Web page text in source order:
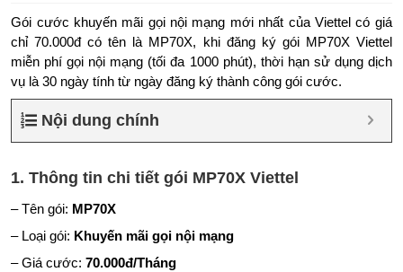
Gói cước khuyến mãi gọi nội mạng mới nhất của Viettel có giá
chỉ 70.000đ có tên là MP70X, khi đăng ký gói MP70X Viettel
miễn phí gọi nội mạng (tối đa 1000 phút), thời hạn sử dụng dịch
vụ là 30 ngày tính từ ngày đăng ký thành công gói cước.
Nội dung chính
1. Thông tin chi tiết gói MP70X Viettel
– Tên gói: MP70X
– Loại gói: Khuyến mãi gọi nội mạng
– Giá cước:70.000đ/Tháng